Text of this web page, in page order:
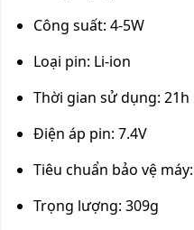
Công suất: 4-5W
Loại pin: Li-ion
Thời gian sử dụng: 21h
Điện áp pin: 7.4V
Tiêu chuẩn bảo vệ
Trọng lượng: 309g